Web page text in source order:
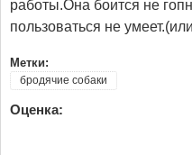
Метки:
бродячие собаки
Оценка: